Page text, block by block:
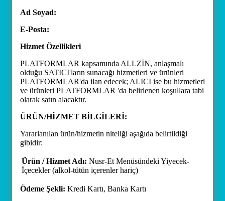
Ad Soyad:
E-Posta:
Hizmet Özellikleri
PLATFORMLAR kapsamında ALLZİN, anlaşmalı
olduğu SATICI'ların sunacağı hizmetleri ve ürünleri
PLATFORMLAR'da ilan edecek; ALICI ise bu hizmetleri
ve ürünleri PLATFORMLAR 'da belirlenen koşullara tabi
olarak satın alacaktır.
ÜRÜN/HİZMET BİLGİLERİ:
Yararlanılan ürün/hizmetin niteliği aşağıda belirtildiği
gibidir:
Ürün / Hizmet Adı: Nusr-Et Menüsündeki Yiyecek-
İçecekler (alkol-tütün içerenler hariç)
Ödeme Şekli: Kredi Kartı, Banka Kartı